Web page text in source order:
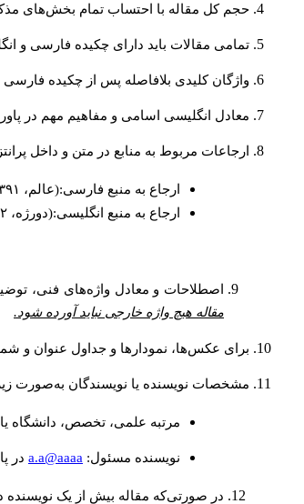
حجم کل مقاله با احتساب تمام بخش‌های مذکور در بند ۲، بین ۶۰۰۰ تا
تمامی مقالات باید دارای چکیده فارسی و انگلیسی باشند.
واژگان کلیدی بلافاصله پس از چکیده فارسی و انگلیسی و
معادل انگلیسی اسامی و مفاهیم مهم در
ارجاعات مربوط به منابع در متن و داخل
ارجاع به منبع فارسی:(عالم، ۱۳۹۱: ۱۰۳)
ارجاع به منبع انگلیسی:(دورژه، ۲۰۰۲: ۳۲۶-۳۲۷)
اصطلاحات و معادل واژه‌های فنی،
مقاله هیچ واژه خارجی نباید آورده شود.
برای عکس‌ها، نمودارها و جداول عنوان و
مشخصات نویسنده یا نویسندگان به‌صورت
مرتبه علمی، تخصص، دانشگاه
نويسنده مسئول: a.a@aaaa در
در صورتی‌که مقاله بیش از یک